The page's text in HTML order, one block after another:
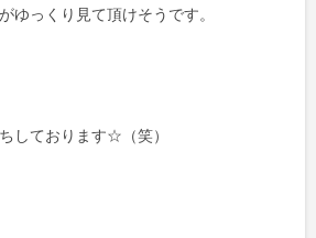
ゆっくり見て頂けそうです。
しております☆（笑）